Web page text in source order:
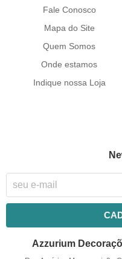
Fale Conosco
Mapa do Site
Quem Somos
Onde estamos
Indique nossa Loja
Azzurium